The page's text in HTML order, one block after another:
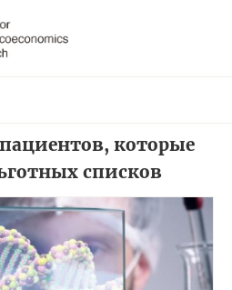
которые
списков